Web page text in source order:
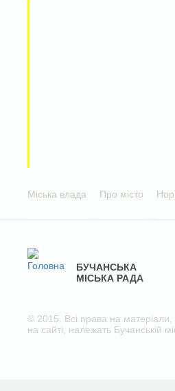
Міська влада Про місто
БУЧАНСЬКА
МІСЬКА РАДА
© 2015. Всі права на матеріали,
на сайті, належать Бучанській